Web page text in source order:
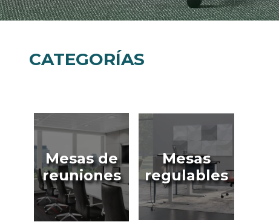
CATEGORÍAS
Mesas de
reuniones
Mesas
regulables